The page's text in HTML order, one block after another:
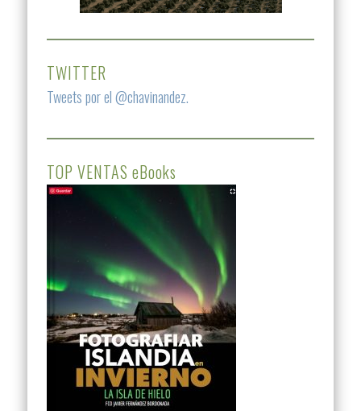
TWITTER
Tweets por el @chavinandez.
TOP VENTAS eBooks